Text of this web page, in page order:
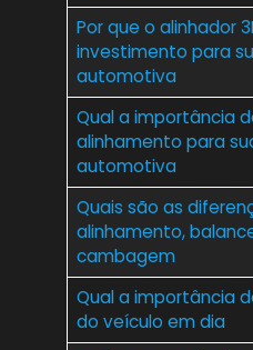
Por que o alinhador
investimento para
automotiva
Qual a importância
alinhamento para
automotiva
Quais são as
alinhamento,
cambagem
Qual a importância
do veículo em dia